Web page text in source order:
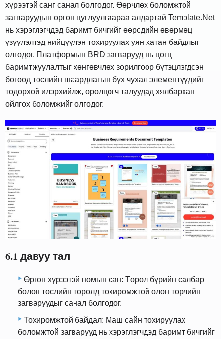
хүрээтэй санг санал болгодог. Өөрчлөх боломжтой
загваруудын өргөн цуглуулгаараа алдартай Template.Net
нь хэрэглэгчдэд баримт бичгийг өөрсдийн өвөрмөц
үзүүлэлтэд нийцүүлэн тохируулах уян хатан байдлыг
олгодог. Платформын BRD загварууд нь цогц
баримтжуулалтыг хөнгөвчлөх зорилгоор бүтэцлэгдсэн
бөгөөд төслийн шаардлагын бүх чухал элементүүдийг
тодорхой илэрхийлж, оролцогч талуудад хялбархан
ойлгох боломжийг олгодог.
6.1 давуу тал
Өргөн хүрээтэй номын сан: Төрөл бүрийн салбар
болон төслийн төрөлд тохиромжтой олон төрлийн
загваруудыг санал болгодог.
Тохиромжтой байдал: Маш сайн тохируулах
боломжтой загварууд нь хэрэглэгчдэд баримт бичгийг